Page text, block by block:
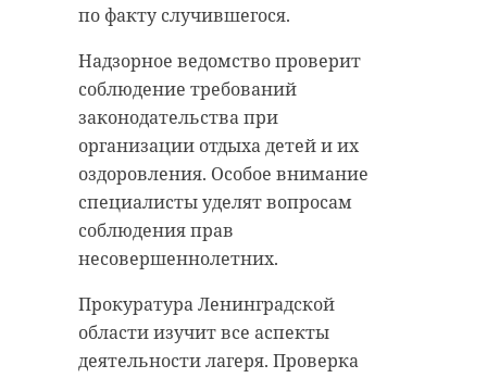
по факту случившегося.
Надзорное ведомство проверит
соблюдение требований
законодательства при
организации отдыха детей и их
оздоровления. Особое внимание
специалисты уделят вопросам
соблюдения прав
несовершеннолетних.
Прокуратура Ленинградской
области изучит все аспекты
деятельности лагеря. Проверка